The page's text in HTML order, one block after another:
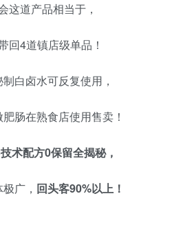
这道产品相当于，
回4道镇店级单品！
白卤水可反复使用，
肠在熟食店使用售卖！
技术配方0保留全揭秘，
广， 回头客90%以上！